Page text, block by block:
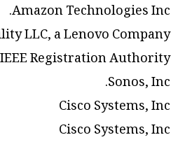
Amazon Technologies Inc.
LLC, a Lenovo Company
IEEE Registration Authority
Sonos, Inc.
Cisco Systems, Inc
Cisco Systems, Inc